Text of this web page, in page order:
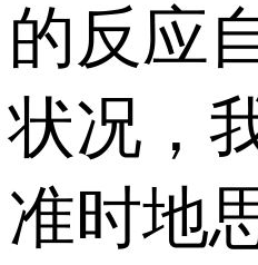
的反应
状况，
准时地